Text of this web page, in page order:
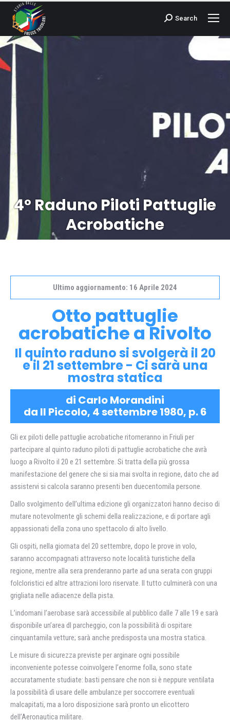
Cerca:Search
4° Raduno Piloti Pattuglie
Acrobatiche
Ultimo aggiornamento: 16 Aprile 2024
Otto pattuglie
acrobatiche a Rivolto
Il quinto raduno si svolgerà il 20
e il 21 settembre - Ci sarà una
mostra statica
di Carlo Morandini
da Il Piccolo, 4 settembre 1980, p. 6
Gli ex piloti delle pattuglie acrobatiche ritorneranno in Friuli per
partecipare al quinto raduno piloti di pattuglie acrobatiche che avrà
luogo a Rivolto il 20 e 21 settembre. Si tratta della più grossa
manifestazione del genere che si sia mai svolta in regione, dato che ad
assistervi si calcola saranno presenti ben duecentomila persone.
Dallo svolgimento dell’ultima edizione gli organizzatori hanno deciso di
mutare notevolmente gli schemi della realizzazione, e di portare agli
appassionati della zona uno spettacolo di alto livello.
Gli ospiti, nella giornata del 20 settembre, dopo le prove in volo,
saranno accompagnati attraverso note località turistiche della
regione, mentre alla sera prenderanno parte ad una serata con gruppi
folcloristici ed altre attrazioni loro riservate. Il tutto culminerà con una
grigliata nelle adiacenze della pista.
L’indomani l’aerobase sarà accessibile al pubblico dalle 7 alle 19 e sarà
disponibile un’area dl parcheggio, con la possibilità di ospitare
cinquantamila vetture; sarà anche predisposta una mostra statica.
Le misure di sicurezza previste per arginare ogni possibile
inconveniente potesse coinvolgere l’enorme folla, sono state
accuratamente studiate: basti pensare che non si è neppure ventilata
la possibilità dì usare delle ambulanze per soccorrere eventuali
malcapitati, ma a loro disposizione sarà pronto un elicottero
dell’Aeronautica militare.